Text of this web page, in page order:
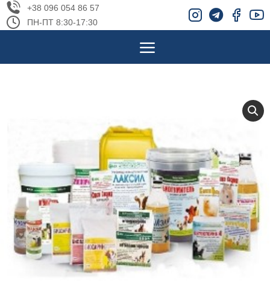
+38 096 054 86 57
ПН-ПТ 8:30-17:30